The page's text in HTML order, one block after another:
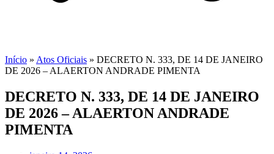
Início » Atos Oficiais » DECRETO N. 333, DE 14 DE JANEIRO
DE 2026 – ALAERTON ANDRADE PIMENTA
DECRETO N. 333, DE 14 DE JANEIRO
DE 2026 – ALAERTON ANDRADE
PIMENTA